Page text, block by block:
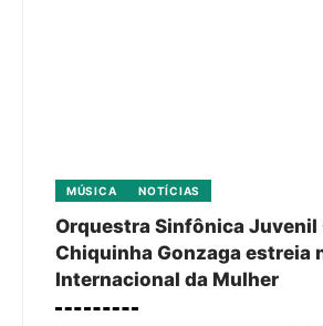
MÚSICA NOTÍCIAS
Orquestra Sinfônica Juvenil
Chiquinha Gonzaga estreia
Internacional da Mulher